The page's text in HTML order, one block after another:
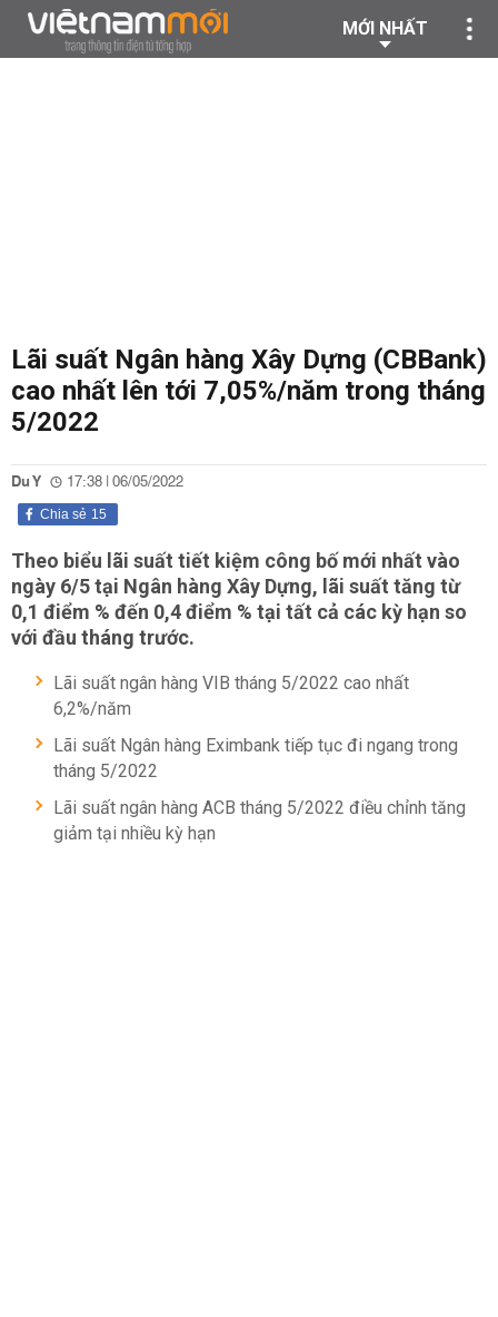
MỚI NHẤT
Lãi suất Ngân hàng Xây Dựng (CBBank)
cao nhất lên tới 7,05%/năm trong tháng
5/2022
Du Y 17:38 | 06/05/2022
15
Chia sẻ
Theo biểu lãi suất tiết kiệm công bố mới nhất vào
ngày 6/5 tại Ngân hàng Xây Dựng, lãi suất tăng từ
0,1 điểm % đến 0,4 điểm % tại tất cả các kỳ hạn so
với đầu tháng trước.
Lãi suất ngân hàng VIB tháng 5/2022 cao nhất
6,2%/năm
Lãi suất Ngân hàng Eximbank tiếp tục đi ngang trong
tháng 5/2022
Lãi suất ngân hàng ACB tháng 5/2022 điều chỉnh tăng
giảm tại nhiều kỳ hạn